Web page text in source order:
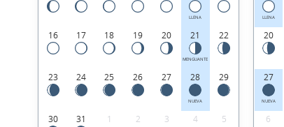
LLENA
16 17 18 19 20 21
MENGUANTE
22
23 24 25 26 27 28
NUEVA
29
30 31 1 2 3 4 5
LLENA
20
27
NUEVA
6